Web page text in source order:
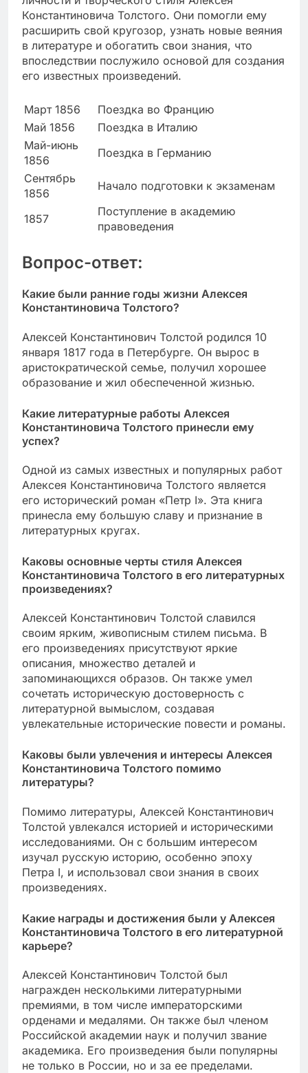
Константиновича Толстого. Они помогли ему
расширить свой кругозор, узнать новые веяния
в литературе и обогатить свои знания, что
впоследствии послужило основой для создания
его известных произведений.
Март 1856
Поездка во Францию
Май 1856
Поездка в Италию
Май-июнь
1856
Поездка в Германию
Сентябрь
1856
Начало подготовки к экзаменам
1857
Поступление в академию
правоведения
Вопрос-ответ:
Какие были ранние годы жизни Алексея
Константиновича Толстого?
Алексей Константинович Толстой родился 10
января 1817 года в Петербурге. Он вырос в
аристократической семье, получил хорошее
образование и жил обеспеченной жизнью.
Какие литературные работы Алексея
Константиновича Толстого принесли ему
успех?
Одной из самых известных и популярных работ
Алексея Константиновича Толстого является
его исторический роман «Петр I». Эта книга
принесла ему большую славу и признание в
литературных кругах.
Каковы основные черты стиля Алексея
Константиновича Толстого в его литературных
произведениях?
Алексей Константинович Толстой славился
своим ярким, живописным стилем письма. В
его произведениях присутствуют яркие
описания, множество деталей и
запоминающихся образов. Он также умел
сочетать историческую достоверность с
литературной вымыслом, создавая
увлекательные исторические повести и романы.
Каковы были увлечения и интересы Алексея
Константиновича Толстого помимо
литературы?
Помимо литературы, Алексей Константинович
Толстой увлекался историей и историческими
исследованиями. Он с большим интересом
изучал русскую историю, особенно эпоху
Петра I, и использовал свои знания в своих
произведениях.
Какие награды и достижения были у Алексея
Константиновича Толстого в его литературной
карьере?
Алексей Константинович Толстой был
награжден несколькими литературными
премиями, в том числе императорскими
орденами и медалями. Он также был членом
Российской академии наук и получил звание
академика. Его произведения были популярны
не только в России, но и за ее пределами.